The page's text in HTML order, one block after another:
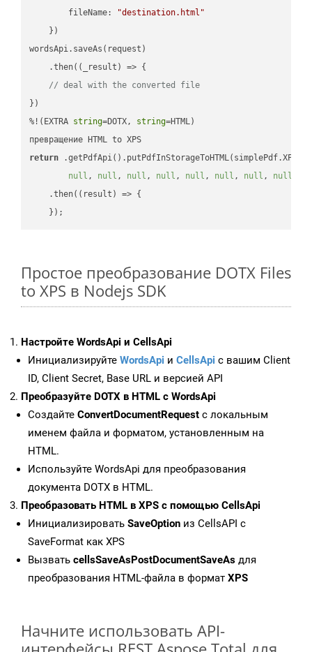
fileName:
"destination.html"
    })
wordsApi.saveAs(request)
    .then(
( _result ) => {
// deal with the converted file
})
%!(EXTRA string=DOTX, string=HTML)
return
null , null , null , null , null , null , null , null
    .then(
( result ) => {
Простое преобразование DOTX Files
to XPS в Nodejs SDK
Настройте WordsApi и CellsApi
Инициализируйте WordsApi и CellsApi с вашим Client
ID, Client Secret, Base URL и версией API
Преобразуйте DOTX в HTML с WordsApi
Создайте ConvertDocumentRequest с локальным
именем файла и форматом, установленным на
HTML.
Используйте WordsApi для преобразования
документа DOTX в HTML.
Преобразовать HTML в XPS с помощью CellsApi
Инициализировать SaveOption из CellsAPI с
SaveFormat как XPS
Вызвать cellsSaveAsPostDocumentSaveAs для
преобразования HTML-файла в формат XPS
Начните использовать API-